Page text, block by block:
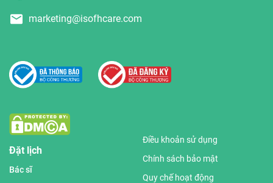
marketing@isofhcare.com
Đặt lịch
Bác sĩ
Điều khoản sử dụng
Chính sách bảo mật
Quy chế hoạt động